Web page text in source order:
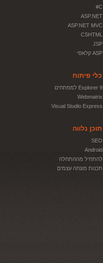
C#
ASP.NET
ASP.NET MVC
CSHTML
JSP
ASP קלאסי
כלי פיתוח
Explorer 9 למפתחים
Webmatrix
Visual Studio Express
תוכן נלווה
SEO
Android
להתחיל מההתחלה
תכנות מונחה עצמים